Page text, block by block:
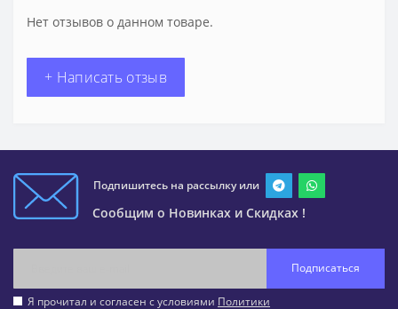
Нет отзывов о данном товаре.
+ Написать отзыв
Подпишитесь на рассылку или
Сообщим о Новинках и Скидках !
Подписаться
Я прочитал и согласен с условиями Политики